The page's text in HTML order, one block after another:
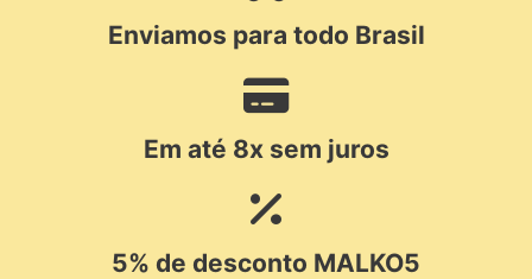
Enviamos para todo Brasil
Em até 8x sem juros
5% de desconto MALKO5